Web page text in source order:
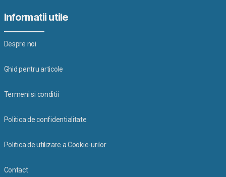
Informatii utile
Despre noi
Ghid pentru articole
Termeni si conditii
Politica de confidentialitate
Politica de utilizare a Cookie-urilor
Contact